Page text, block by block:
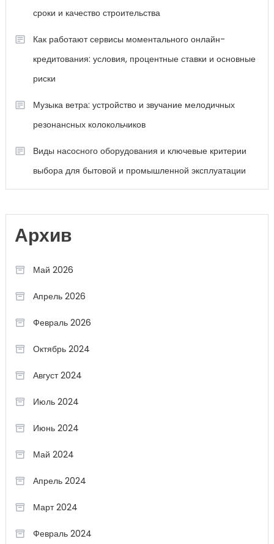
сроки и качество строительства
Как работают сервисы моментального онлайн-
кредитования: условия, процентные ставки и основные
риски
Музыка ветра: устройство и звучание мелодичных
резонансных колокольчиков
Виды насосного оборудования и ключевые критерии
выбора для бытовой и промышленной эксплуатации
Архив
Май 2026
Апрель 2026
Февраль 2026
Октябрь 2024
Август 2024
Июль 2024
Июнь 2024
Май 2024
Апрель 2024
Март 2024
Февраль 2024